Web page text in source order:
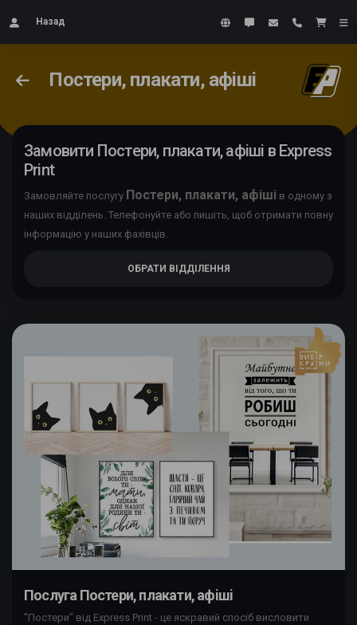
Назад
Постери, плакати, афiшi
Замовити Постери, плакати, афiшi в Express
Print
Замовляйте послугу Постери, плакати, афiшi в одному з
наших відділень. Телефонуйте або пишіть, щоб отримати повну
інформацію у наших фахівців.
ОБРАТИ ВІДДІЛЕННЯ
Послуга Постери, плакати, афiшi
"Постери" від Express Print - це яскравий спосіб висловити